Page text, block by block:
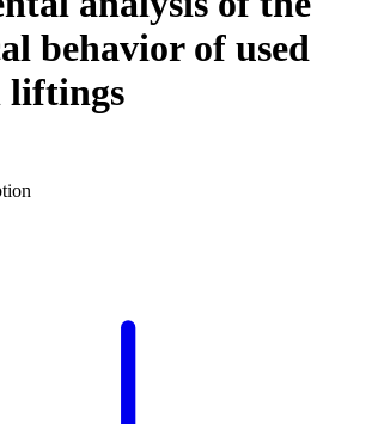
behavior of used
liftings